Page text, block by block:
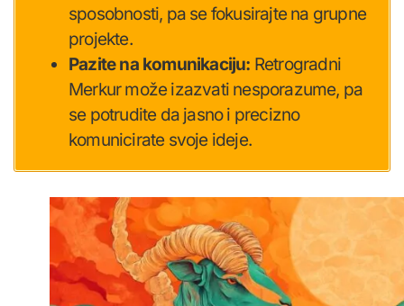
sposobnosti, pa se fokusirajte na grupne
projekte.
Pazite na komunikaciju: Retrogradni
Merkur može izazvati nesporazume, pa
se potrudite da jasno i precizno
komunicirate svoje ideje.